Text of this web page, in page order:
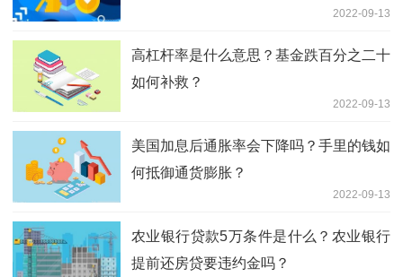
2022-09-13
高杠杆率是什么意思？基金跌百分之二十
如何补救？
2022-09-13
美国加息后通胀率会下降吗？手里的钱如
何抵御通货膨胀？
2022-09-13
农业银行贷款5万条件是什么？农业银行
提前还房贷要违约金吗？